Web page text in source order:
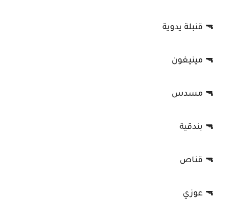
🔫 قنبلة يدوية
🔫 مينيغون
🔫 مسدس
🔫 بندقية
🔫 قناص
🔫 عوزي